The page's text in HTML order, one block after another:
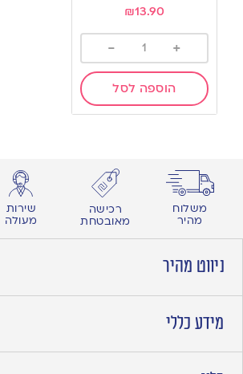
₪13.90
+
-
הוספה לסל
משלוח
מהיר
רכישה
מאובטחת
שירות
מעולה
ניווט מהיר
מידע כללי